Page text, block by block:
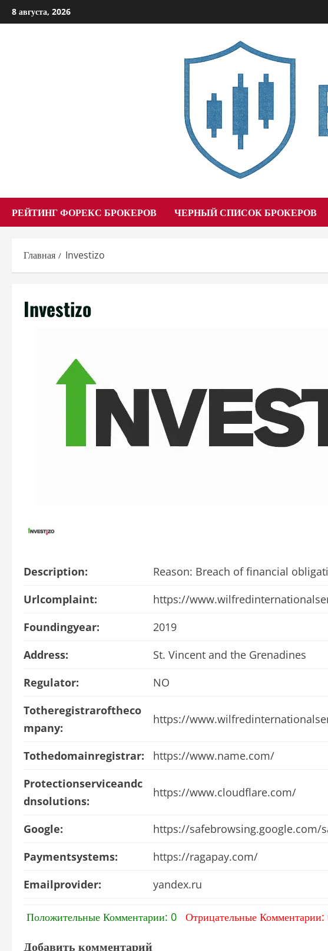
Перейти
к
8 августа, 2026
РЕЙТИНГ ФОРЕКС БРОКЕРОВ ЧЕРНЫЙ СПИСОК БРОКЕРОВ
Главная Investizo
Investizo
Description:
Reason: Breach of financial
Urlcomplaint:
https://
Foundingyear:
2019
Address:
St. Vincent and the Grenadines
Regulator:
NO
Totheregistraroftheco
mpany:
https://
Tothedomainregistrar:
https://www.name.com/
Protectionserviceandc
dnsolutions:
https://www.cloudflare.com/
Google:
https://safebrowsing.google.com/
Paymentsystems:
https://ragapay.com/
Emailprovider:
yandex.ru
Положительные Комментарии: 0 Отрицательные Комментарии:
Добавить комментарий